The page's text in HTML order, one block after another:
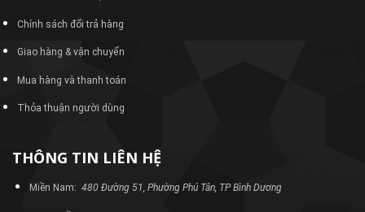
Chính sách đổi trả hàng
Giao hàng & vận chuyển
Mua hàng và thanh toán
Thỏa thuận người dùng
THÔNG TIN LIÊN HỆ
Miền Nam: 480 Đường 51, Phường Phú Tân, TP Bình Dương